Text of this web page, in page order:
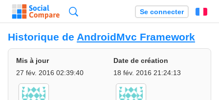
Se connecter
Historique de AndroidMvc Framework
Mis à jour
27 fév. 2016 02:39:40
Date de création
18 fév. 2016 21:24:13